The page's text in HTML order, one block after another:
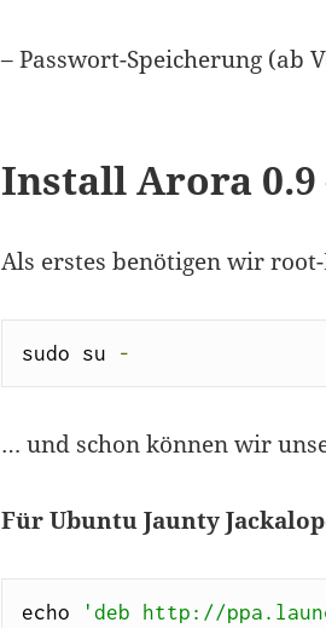
– Passwort-Speicherung (ab
Install Arora 0.9
Als erstes benötigen wir
sudo su -
… und schon können wir
Für Ubuntu Jaunty
echo
'deb http://